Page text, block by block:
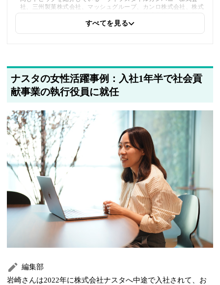
社、三州製菓株式会社、マッシュグループ、カンロ株式会社、株式
会社インターメスティック、サッポロビール株式会社」への内部リ
2025年5月21日
著者情報の変更を行いました
すべてを見る
ナスタの女性活躍事例：入社1年半で社会貢
献事業の執行役員に就任
編集部
岩崎さんは2022年に株式会社ナスタへ中途で入社されて、お